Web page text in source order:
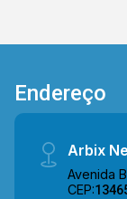
Endereço
Arbix
Avenida
CEP: